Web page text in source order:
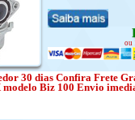
ou
30 dias Confira Frete
Biz 100 Envio